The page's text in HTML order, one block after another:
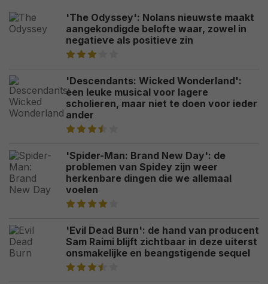
'The Odyssey': Nolans nieuwste maakt
aangekondigde belofte waar, zowel in
negatieve als positieve zin
'Descendants: Wicked Wonderland':
een leuke musical voor lagere
scholieren, maar niet te doen voor ieder
ander
'Spider-Man: Brand New Day': de
problemen van Spidey zijn weer
herkenbare dingen die we allemaal
voelen
'Evil Dead Burn': de hand van producent
Sam Raimi blijft zichtbaar in deze uiterst
onsmakelijke en beangstigende sequel